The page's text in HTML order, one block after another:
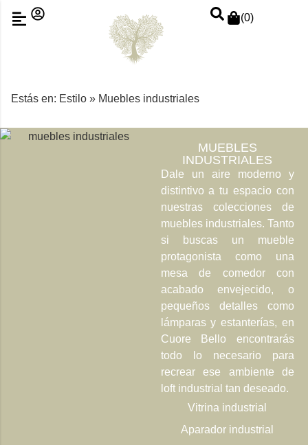
(0)
Estás en: Estilo » Muebles industriales
MUEBLES
INDUSTRIALES
Dale un aire moderno y
distintivo a tu espacio con
nuestras colecciones de
muebles industriales. Tanto
si buscas un mueble
protagonista como una
mesa de comedor con
acabado envejecido, o
pequeños detalles como
lámparas y estanterías, en
Cuore Bello encontrarás
todo lo necesario para
recrear ese ambiente de
loft industrial tan deseado.
Vitrina industrial
Aparador industrial